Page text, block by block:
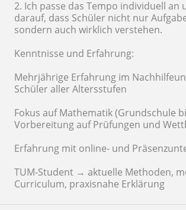
2. Ich passe das Tempo individuell an
darauf, dass Schüler nicht nur
sondern auch wirklich verstehen.
Kenntnisse und Erfahrung:
Mehrjährige Erfahrung im
Schüler aller Altersstufen
Fokus auf Mathematik (Grundschule
Vorbereitung auf Prüfungen und
Erfahrung mit online- und
TUM-Student → aktuelle Methoden,
Curriculum, praxisnahe Erklärung